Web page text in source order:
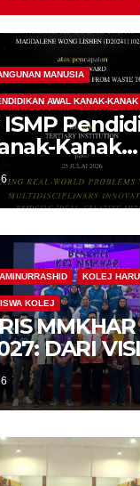
MANUSIA
AWAL KANAK-KANAK
Kanak
Raih
KOLEJ
KOLEJ
DARI
LEGASI